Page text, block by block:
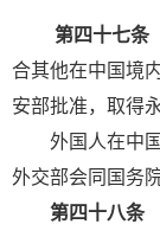
第四十七条
合其他在中国境
安部批准，取得
外国人在中国
外交部会同国务
第四十八条